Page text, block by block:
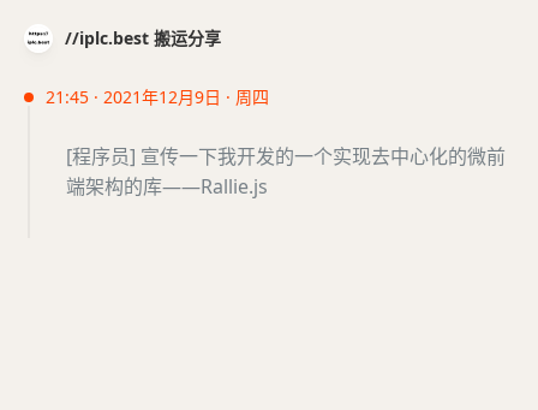
//iplc.best 搬运分享
21:45 · 2021年12月9日 · 周四
[程序员] 宣传一下我开发的一个实现去中心化的微前
端架构的库——Rallie.js